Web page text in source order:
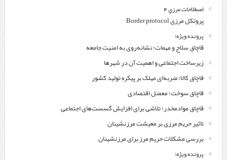
اصطلاحات مرزي 4
پروتکل مرزی Border protocol
پرونده ویژه؛
قاچاق سلاح و مهمات؛ نشانه‌روی به امنیت جامعه
زیرساخت اجتماعی و اهمیت آن در شهرها
قاچاق کالا؛ ضربه‌ای مهلک بر پیکره تولید کشور
قاچاق سوخت؛ معضل اقتصادی
قاچاق موادمخدر؛ تلاشی برای افزایش گسست‌های اجتماعی
تاثیر حریم مرزی بر معیشت مرزنشینان
بررسی مشکلات حریم مرز برای مرزنشینان
پرونده ویژه؛